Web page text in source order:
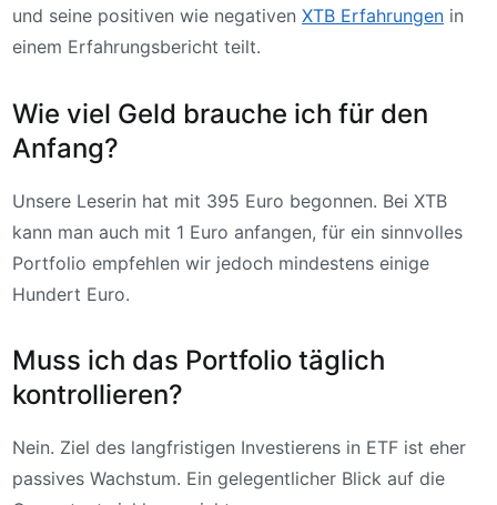
und seine positiven wie negativen XTB Erfahrungen in
einem Erfahrungsbericht teilt.
Wie viel Geld brauche ich für den
Anfang?
Unsere Leserin hat mit 395 Euro begonnen. Bei XTB
kann man auch mit 1 Euro anfangen, für ein sinnvolles
Portfolio empfehlen wir jedoch mindestens einige
Hundert Euro.
Muss ich das Portfolio täglich
kontrollieren?
Nein. Ziel des langfristigen Investierens in ETF ist eher
passives Wachstum. Ein gelegentlicher Blick auf die